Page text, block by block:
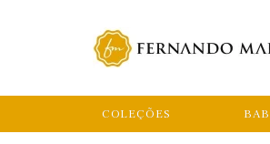
COLEÇÕES